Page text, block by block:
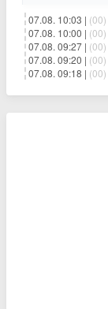
07.08. 10:03 | (00)
07.08. 10:00 | (00)
07.08. 09:27 | (00)
07.08. 09:20 | (00)
07.08. 09:18 | (00)